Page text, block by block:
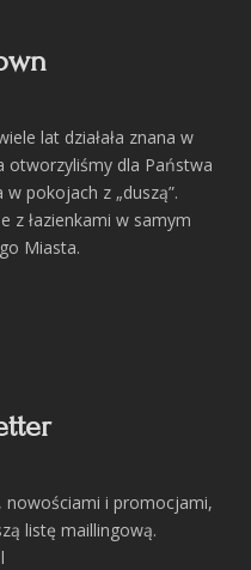
lat działała znana w
otworzyliśmy dla Państwa
pokojach z „duszą”.
z łazienkami w samym
Miasta.
nowościami i promocjami,
listę maillingową.